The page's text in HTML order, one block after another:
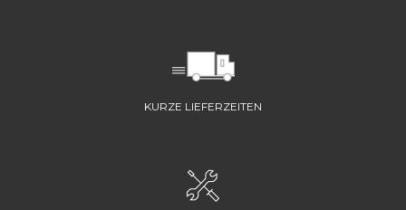
KURZE LIEFERZEITEN